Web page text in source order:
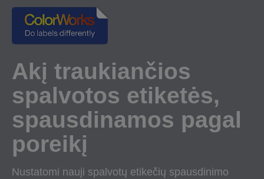
Akį traukiančios
spalvotos etiketės,
spausdinamos pagal
poreikį
Nustatomi nauji spalvotų etikečių spausdinimo